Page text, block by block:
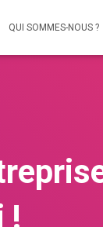
QUI SOMMES-NOUS ?
!